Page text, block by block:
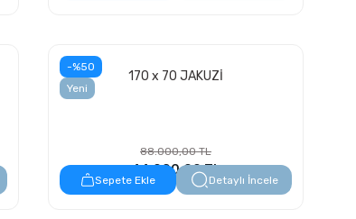
-%50
Yeni
170 x 70 JAKUZİ
88.000,00 TL
44.000,00 TL
Sepete Ekle Detaylı İncele